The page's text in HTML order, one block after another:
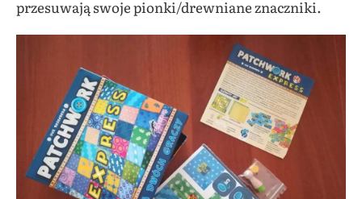
przesuwają swoje pionki/drewniane znaczniki.